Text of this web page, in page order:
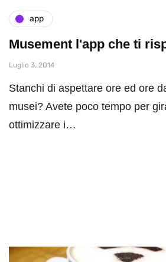
app
Musement l'app che ti
Luglio 3, 2014
Stanchi di aspettare ore ed ore
musei? Avete poco tempo per
ottimizzare i…